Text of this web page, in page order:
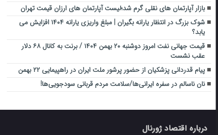
بازار آپارتمان های نقلی گرم شد؛لیست آپارتمان های ارزان قیمت تهران
شوک بزرگ در انتظار یارانه بگیران | مبلغ واریزی یارانه ۱۴۰۴ افزایش می
یابد؟
قیمت جهانی نفت امروز دوشنبه ۲۰ بهمن ۱۴۰۴ / برنت به کانال ۶۸ دلار
عقب نشست
پیام قدردانی پزشکیان از حضور پرشور ملت ایران در راهپیمایی ۲۲ بهمن
نان ناسالم در سفره ایرانی‌ها/سلامت مردم قربانی سودجویی‌ها!
درباره اقتصاد ژورنال